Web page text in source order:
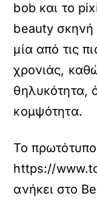
bob και το
beauty σκηνή
μία από τις
χρονιάς,
θηλυκότητα,
κομψότητα.
Το
https://
ανήκει στο